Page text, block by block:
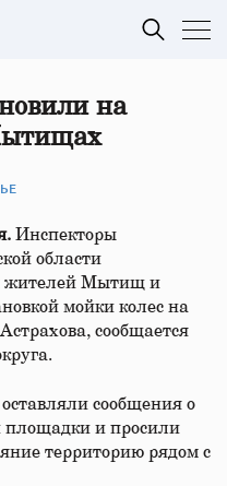
на
Инспекторы
области
жителей Мытищ и
мойки колес на
сообщается
сообщения о
площадки и просили
территорию рядом с